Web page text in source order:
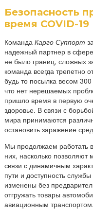
Безопасность
время COVID-19
КомандаКарго Суппорт
надежный партнер в
не было границ, сложных
команда всегда трепетно
будь то посылка весом
что нет нерешаемых
пришло время в первую
здоровье. В связи с
мира принимаются
остановить заражение
Мы продолжаем работать
них, насколько позволяют
связи с динамичным
пути и доступность
изменены без
отгружать товары
авиационным транспортом.